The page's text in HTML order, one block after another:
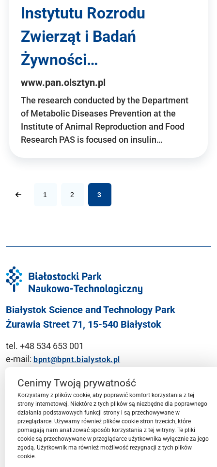
Instytutu Rozrodu
Zwierząt i Badań
Żywności…
www.pan.olsztyn.pl
The research conducted by the Department
of Metabolic Diseases Prevention at the
Institute of Animal Reproduction and Food
Research PAS is focused on insulin…
1 2 3
Białystok Science and Technology Park
Żurawia Street 71, 15-540 Białystok
tel. +48 534 653 001
e-mail: bpnt@bpnt.bialystok.pl
Contact
BPN-T Area
BPN-T Offer
Cenimy Twoją prywatność
Korzystamy z plików cookie, aby poprawić komfort korzystania z tej
strony internetowej. Niektóre z tych plików są niezbędne dla poprawnego
działania podstawowych funkcji strony i są przechowywane w
przeglądarce. Używamy również plików cookie stron trzecich, które
pomagają nam analizować sposób korzystania z tej witryny. Te pliki
cookie są przechowywane w przeglądarce użytkownika wyłącznie za jego
zgodą. Użytkownik ma również możliwość rezygnacji z tych plików
cookie.